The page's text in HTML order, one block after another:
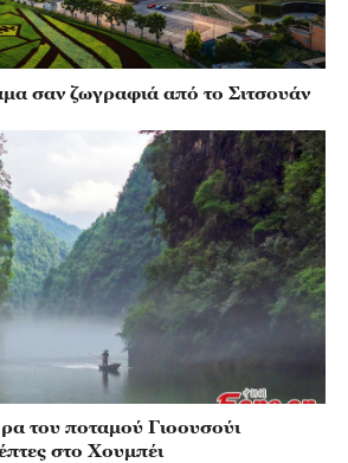
σαν ζωγραφιά από το Σιτσουάν
του ποταμού Γιοουσούι
στο Χουμπέι